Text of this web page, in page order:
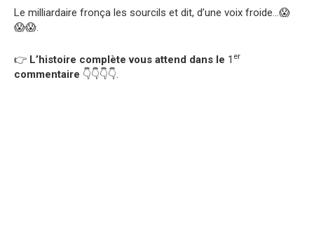
Le milliardaire fronça les sourcils et dit, d’une voix froide…😱
😱😱.
👉 L’histoire complète vous attend dans le 1 er
commentaire 👇👇👇👇.